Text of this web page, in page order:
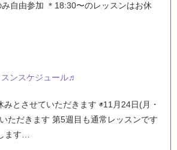
自由参加 ＊18:30〜のレッスンはお休
ンスケジュール♬
とさせていただきます ◉11月24日(月・
ただきます 第5週目も通常レッスンです
ます…